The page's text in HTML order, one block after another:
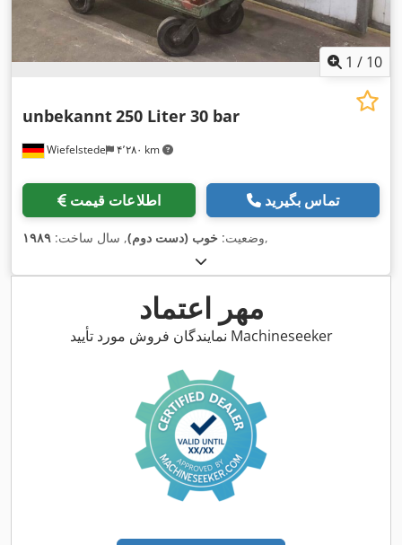
1 / 10
Wiefelstede ۴٬۲۸۰ km
unbekannt250 Liter 30 bar
اطلاعات قیمت تماس بگیرید
وضعیت: خوب (دست دوم), سال ساخت: ۱۹۸۹ ,
مهر اعتماد
نمایندگان فروش مورد تأیید Machineseeker